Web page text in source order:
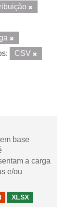
CSV
base
a carga
e/ou
XLSX